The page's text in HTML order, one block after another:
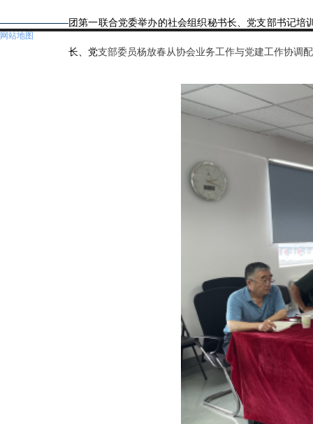
团第一联合党委举办的社会组织秘书长、党支部书记
长、党支部委员杨放春从协会业务工作与党建工作协调
网站地图